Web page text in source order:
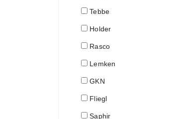
Tebbe
Holder
Rasco
Lemken
GKN
Fliegl
Saphir